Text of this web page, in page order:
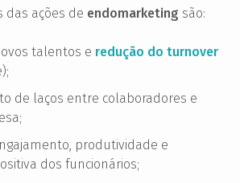
das ações de endomarketing são:
talentos e redução do turnover
de laços entre colaboradores e
produtividade e
dos funcionários;